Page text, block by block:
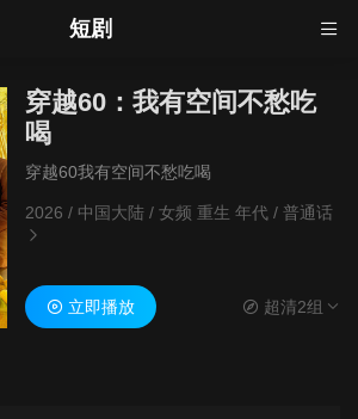
短剧
穿越60：我有空间不愁吃
喝
穿越60我有空间不愁吃喝
2026 / 中国大陆 / 女频 重生 年代/ 普通话
立即播放 超清2组